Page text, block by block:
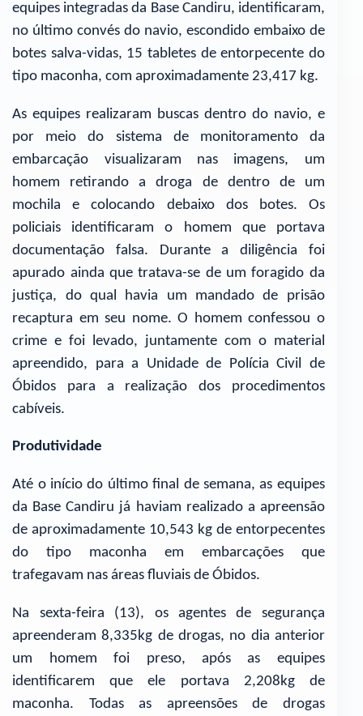
equipes integradas da Base Candiru, identificaram,
no último convés do navio, escondido embaixo de
botes salva-vidas, 15 tabletes de entorpecente do
tipo maconha, com aproximadamente 23,417 kg.
As equipes realizaram buscas dentro do navio, e
por meio do sistema de monitoramento da
embarcação visualizaram nas imagens, um
homem retirando a droga de dentro de um
mochila e colocando debaixo dos botes. Os
policiais identificaram o homem que portava
documentação falsa. Durante a diligência foi
apurado ainda que tratava-se de um foragido da
justiça, do qual havia um mandado de prisão
recaptura em seu nome. O homem confessou o
crime e foi levado, juntamente com o material
apreendido, para a Unidade de Polícia Civil de
Óbidos para a realização dos procedimentos
cabíveis.
Produtividade
Até o início do último final de semana, as equipes
da Base Candiru já haviam realizado a apreensão
de aproximadamente 10,543 kg de entorpecentes
do tipo maconha em embarcações que
trafegavam nas áreas fluviais de Óbidos.
Na sexta-feira (13), os agentes de segurança
apreenderam 8,335kg de drogas, no dia anterior
um homem foi preso, após as equipes
identificarem que ele portava 2,208kg de
maconha. Todas as apreensões de drogas